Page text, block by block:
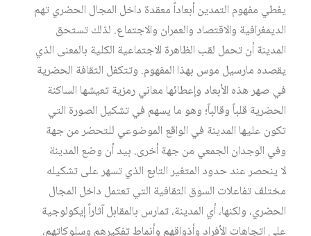
يغطي مفهوم التمدين أبعاداً معقدة داخل المجال الحضري تهم
الديمغرافية والاقتصاد والعمران والاجتماع. لذلك تستحق
المدينة أن تحمل لقب الظاهرة الاجتماعية الكلية بالمعنى الذي
يقصده مارسيل موس بهذا المفهوم. وتتكفل الثقافة الحضرية
في صهر هذه الأبعاد وإعطائها معاني رمزية تعيشها الساكنة
الحضرية قلباً وقالباً؛ وهو ما يسهم في تشكيل الصورة التي
تكون عليها المدينة في الواقع الموضوعي للتحضر من جهة
وفي الوجدان الجمعي من جهة أخرى. بيد أن وضع المدينة
لا ينحصر عند حدود المتغير التابع الذي تسهر على تشكيله
مختلف تفاعلات السوق الثقافية التي تعتمل داخل المجال
الحضري، ولكنها، أي المدينة، تمارس بالمقابل آثاراً إيكولوجية